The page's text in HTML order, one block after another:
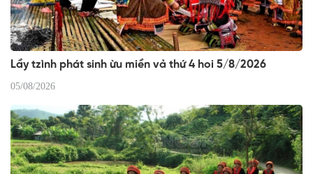
Lầy tzình phát sinh ừu miền vả thứ 4 hoi 5/8/2026
05/08/2026